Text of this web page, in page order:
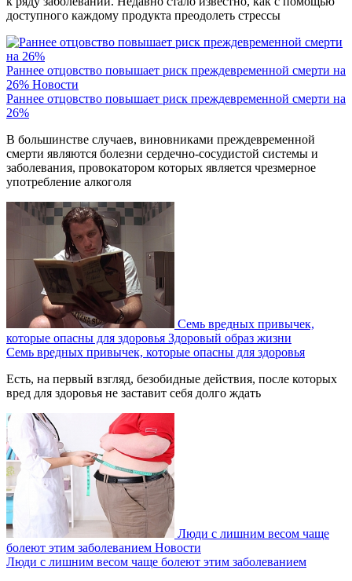
доступного каждому продукта преодолеть стрессы
Раннее отцовство повышает риск преждевременной смерти на
26% Новости
Раннее отцовство повышает риск преждевременной смерти на
26%
В большинстве случаев, виновниками преждевременной
смерти являются болезни сердечно-сосудистой системы и
заболевания, провокатором которых является чрезмерное
употребление алкоголя
Семь вредных привычек,
которые опасны для здоровья Здоровый образ жизни
Семь вредных привычек, которые опасны для здоровья
Есть, на первый взгляд, безобидные действия, после которых
вред для здоровья не заставит себя долго ждать
Люди с лишним весом чаще
болеют этим заболеванием Новости
Люди с лишним весом чаще болеют этим заболеванием